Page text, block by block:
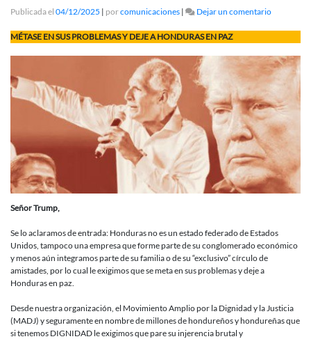
Publicada el 04/12/2025 | porcomunicaciones | Dejar un comentarioen
Donald
Trump,
Presidente
de
EEUU
MÉTASE EN SUS PROBLEMAS Y DEJE A HONDURAS EN PAZ
Señor Trump,
Se lo aclaramos de entrada: Honduras no es un estado federado de Estados
Unidos, tampoco una empresa que forme parte de su conglomerado económico
y menos aún integramos parte de su familia o de su “exclusivo” círculo de
amistades, por lo cual le exigimos que se meta en sus problemas y deje a
Honduras en paz.
Desde nuestra organización, el Movimiento Amplio por la Dignidad y la Justicia
(MADJ) y seguramente en nombre de millones de hondureños y hondureñas que
si tenemos DIGNIDAD le exigimos que pare su injerencia brutal y